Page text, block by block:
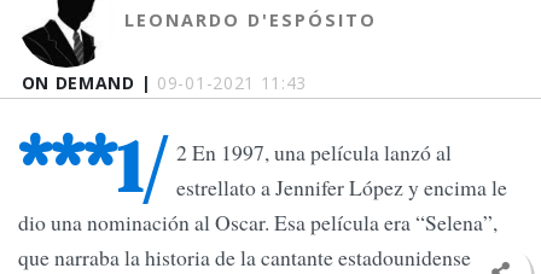
ON DEMAND | 09-01-2021 11:43
LEONARDO D'ESPÓSITO
***1/ 2 En 1997, una película lanzó al
estrellato a Jennifer López y encima le
dio una nominación al Oscar. Esa película era “Selena”,
que narraba la historia de la cantante estadounidense de